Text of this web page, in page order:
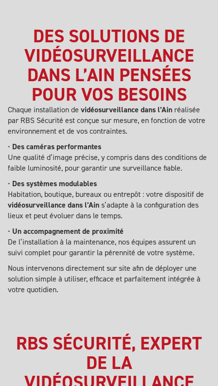
DES SOLUTIONS DE
VIDÉOSURVEILLANCE
DANS L’AIN PENSÉES
POUR VOS BESOINS
Chaque installation de vidéosurveillance dans l’Ain réalisée
par RBS Sécurité est conçue sur mesure, en fonction de votre
environnement et de vos contraintes.
• Des caméras performantes
Une qualité d’image précise, y compris dans des conditions de
faible luminosité, pour garantir une surveillance fiable.
• Des systèmes modulables
Habitation, boutique, bureaux ou entrepôt : votre dispositif de
vidéosurveillance dans l’Ains’adapte à la configuration des
lieux et peut évoluer dans le temps.
• Un accompagnement de proximité
De l’installation à la maintenance, nos équipes assurent un
suivi complet pour garantir la pérennité de votre système.
Nous intervenons directement sur site afin de déployer une
solution simple à utiliser, efficace et parfaitement intégrée à
votre quotidien.
RBS SÉCURITÉ, EXPERT
DE LA